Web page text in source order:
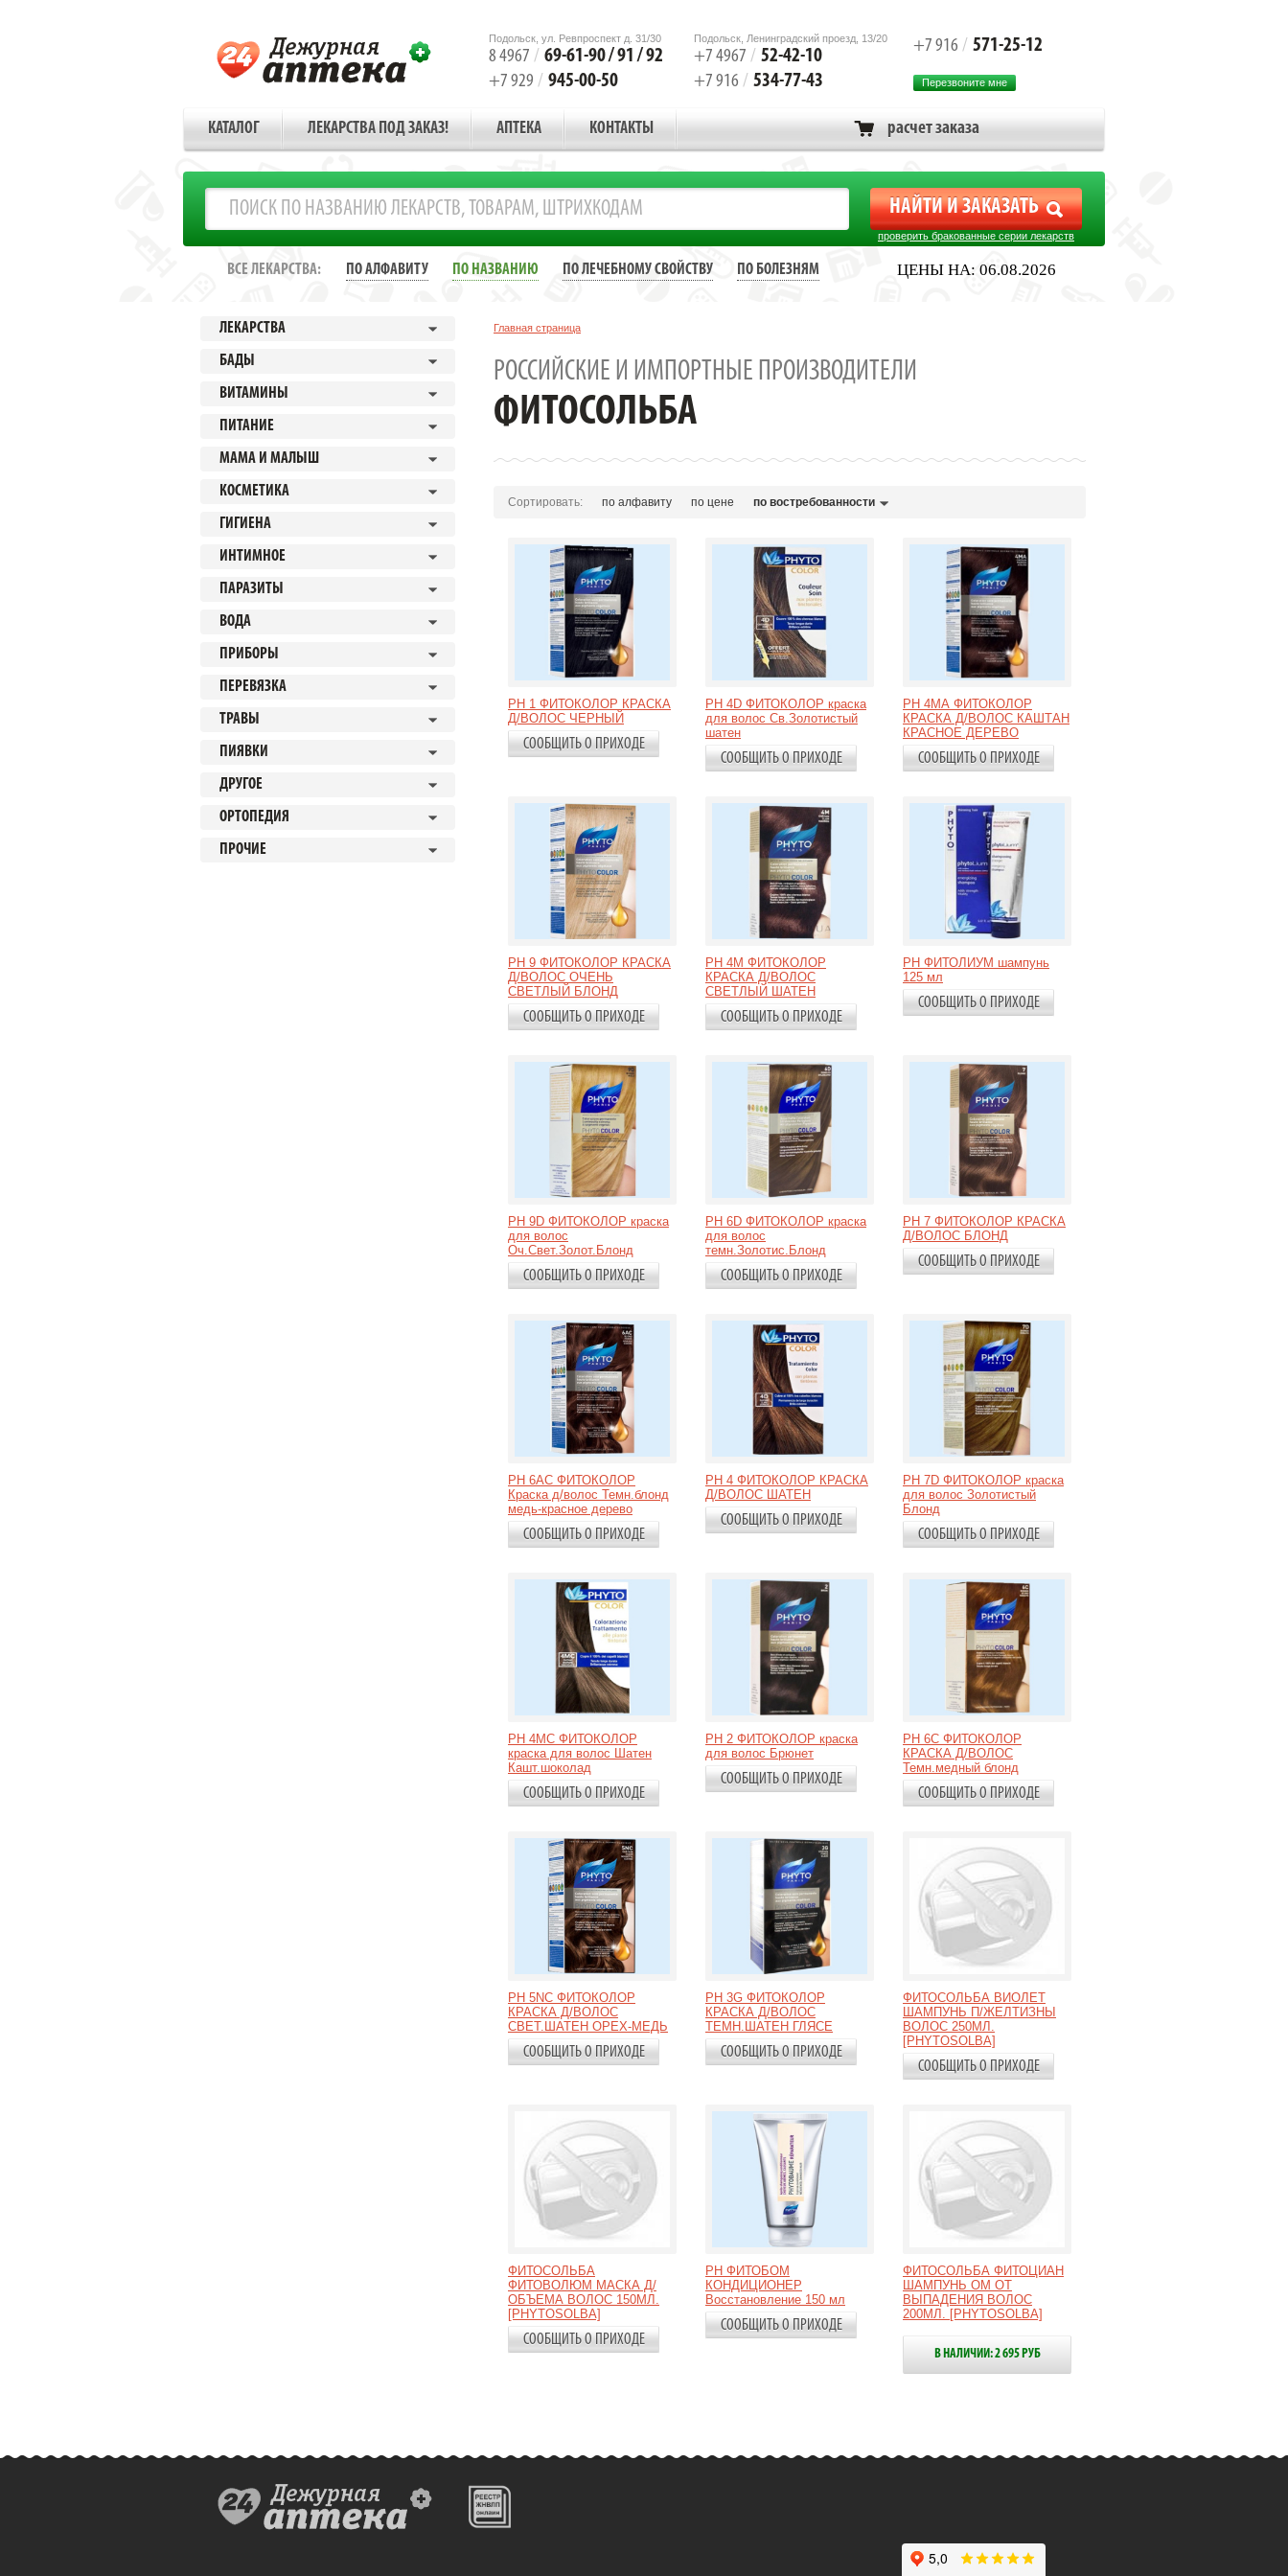
Подольск, ул. Ревпроспект д. 31/30
8 4967 / 69-61-90 / 91 / 92
+7 929 / 945-00-50
Подольск, Ленинградский проезд, 13/20
+7 4967 / 52-42-10
+7 916 / 534-77-43
+7 916 / 571-25-12
Перезвоните мне
КАТАЛОГ ЛЕКАРСТВА ПОД ЗАКАЗ! АПТЕКА КОНТАКТЫ расчет заказа
проверить бракованные серии лекарств
ЦЕНЫ НА: 06.08.2026
ВСЕ ЛЕКАРСТВА: ПО АЛФАВИТУ ПО НАЗВАНИЮ ПО ЛЕЧЕБНОМУ СВОЙСТВУ ПО БОЛЕЗНЯМ
ЛЕКАРСТВА
БАДЫ
ВИТАМИНЫ
ПИТАНИЕ
МАМА И МАЛЫШ
КОСМЕТИКА
ГИГИЕНА
ИНТИМНОЕ
ПАРАЗИТЫ
ВОДА
ПРИБОРЫ
ПЕРЕВЯЗКА
ТРАВЫ
ПИЯВКИ
ДРУГОЕ
ОРТОПЕДИЯ
ПРОЧИЕ
Главная страница
РОССИЙСКИЕ И ИМПОРТНЫЕ ПРОИЗВОДИТЕЛИ
ФИТОСОЛЬБА
Сортировать: по алфавиту по цене по востребованности
PH 1 ФИТОКОЛОР КРАСКА
Д/ВОЛОС ЧЕРНЫЙ
СООБЩИТЬ О ПРИХОДЕ
PH 4D ФИТОКОЛОР краска
для волос Св.Золотистый
шатен
СООБЩИТЬ О ПРИХОДЕ
PH 4МА ФИТОКОЛОР
КРАСКА Д/ВОЛОС КАШТАН
КРАСНОЕ ДЕРЕВО
СООБЩИТЬ О ПРИХОДЕ
PH 9 ФИТОКОЛОР КРАСКА
Д/ВОЛОС ОЧЕНЬ
СВЕТЛЫЙ БЛОНД
СООБЩИТЬ О ПРИХОДЕ
PH 4M ФИТОКОЛОР
КРАСКА Д/ВОЛОС
CВЕТЛЫЙ ШАТЕН
СООБЩИТЬ О ПРИХОДЕ
PH ФИТОЛИУМ шампунь
125 мл
СООБЩИТЬ О ПРИХОДЕ
PH 9D ФИТОКОЛОР краска
для волос
Оч.Свет.Золот.Блонд
СООБЩИТЬ О ПРИХОДЕ
PH 6D ФИТОКОЛОР краска
для волос
темн.Золотис.Блонд
СООБЩИТЬ О ПРИХОДЕ
PH 7 ФИТОКОЛОР КРАСКА
Д/ВОЛОС БЛОНД
СООБЩИТЬ О ПРИХОДЕ
PH 6АС ФИТОКОЛОР
Краска д/волос Темн.блонд
медь-красное дерево
СООБЩИТЬ О ПРИХОДЕ
PH 4 ФИТОКОЛОР КРАСКА
Д/ВОЛОС ШАТЕН
СООБЩИТЬ О ПРИХОДЕ
PH 7D ФИТОКОЛОР краска
для волос Золотистый
Блонд
СООБЩИТЬ О ПРИХОДЕ
PH 4MC ФИТОКОЛОР
краска для волос Шатен
Кашт.шоколад
СООБЩИТЬ О ПРИХОДЕ
PH 2 ФИТОКОЛОР краска
для волос Брюнет
СООБЩИТЬ О ПРИХОДЕ
PH 6C ФИТОКОЛОР
КРАСКА Д/ВОЛОС
Темн.медный блонд
СООБЩИТЬ О ПРИХОДЕ
PH 5NC ФИТОКОЛОР
КРАСКА Д/ВОЛОС
СВЕТ.ШАТЕН ОРЕХ-МЕДЬ
СООБЩИТЬ О ПРИХОДЕ
PH 3G ФИТОКОЛОР
КРАСКА Д/ВОЛОС
ТЕМН.ШАТЕН ГЛЯСЕ
СООБЩИТЬ О ПРИХОДЕ
ФИТОСОЛЬБА ВИОЛЕТ
ШАМПУНЬ П/ЖЕЛТИЗНЫ
ВОЛОС 250МЛ.
[PHYTOSOLBA]
СООБЩИТЬ О ПРИХОДЕ
ФИТОСОЛЬБА
ФИТОВОЛЮМ МАСКА Д/
ОБЪЕМА ВОЛОС 150МЛ.
[PHYTOSOLBA]
СООБЩИТЬ О ПРИХОДЕ
PH ФИТОБОМ
КОНДИЦИОНЕР
Восстановление 150 мл
СООБЩИТЬ О ПРИХОДЕ
ФИТОСОЛЬБА ФИТОЦИАН
ШАМПУНЬ ОМ ОТ
ВЫПАДЕНИЯ ВОЛОС
200МЛ. [PHYTOSOLBA]
В НАЛИЧИИ: 2 695 РУБ